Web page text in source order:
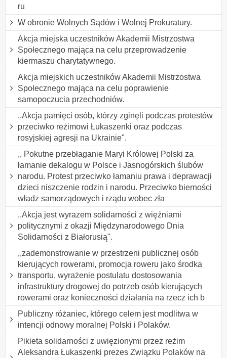
ru
W obronie Wolnych Sądów i Wolnej Prokuratury.
Akcja miejska uczestników Akademii Mistrzostwa
Społecznego mająca na celu przeprowadzenie
kiermaszu charytatywnego.
Akcja miejskich uczestników Akademii Mistrzostwa
Społecznego mająca na celu poprawienie
samopoczucia przechodniów.
,,Akcja pamięci osób, którzy zginęli podczas protestów
przeciwko reżimowi Łukaszenki oraz podczas
rosyjskiej agresji na Ukrainie".
,, Pokutne przebłaganie Maryi Królowej Polski za
łamanie dekalogu w Polsce i Jasnogórskich ślubów
narodu. Protest przeciwko łamaniu prawa i deprawacji
dzieci niszczenie rodzin i narodu. Przeciwko bierności
władz samorządowych i rządu wobec zła
,,Akcja jest wyrazem solidarności z więźniami
politycznymi z okazji Międzynarodowego Dnia
Solidarności z Białorusią".
,,zademonstrowanie w przestrzeni publicznej osób
kierujących rowerami, promocja roweru jako środka
transportu, wyrażenie postulatu dostosowania
infrastruktury drogowej do potrzeb osób kierujących
rowerami oraz konieczności działania na rzecz ich b
Publiczny różaniec, którego celem jest modlitwa w
intencji odnowy moralnej Polski i Polaków.
Pikieta solidarności z uwięzionymi przez reżim
Aleksandra Łukaszenki prezes Związku Polaków na